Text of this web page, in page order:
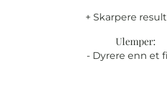
+ Skarpere
Ulemper:
- Dyrere enn et